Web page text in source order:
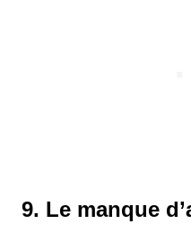
9. Le manque